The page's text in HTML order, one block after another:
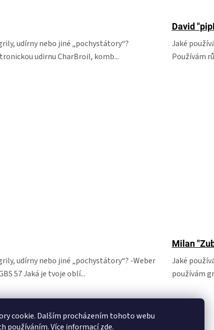
cookie. Dalším procházením tohoto webu
používáním. Více informacízde.
udírny nebo jiné „pochystátory“?
udirnu CharBroil, komb...
David
Jaké
Používám
udírny nebo jiné „pochystátory“? -Weber
57 Jaká je tvoje oblí...
Milan
Jaké
používám